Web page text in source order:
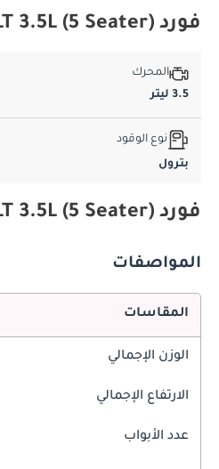
فورد F 150 XLT 3.5L (5 Seater) المواصفات الأساسية
المحرك
3.5 ليتر
نوع الوقود
بترول
فورد F 150 XLT 3.5L (5 Seater) المواصفات والميزات
المواصفات
المقاسات
الوزن الإجمالي
الارتفاع الإجمالي
عدد الأبواب